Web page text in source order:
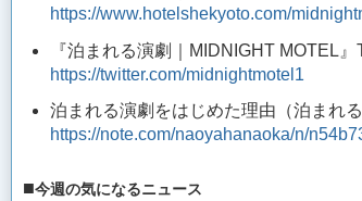
https://www.hotelshekyoto.com/
『泊まれる演劇｜MIDNIGHT MOTEL』
https://twitter.com/midnightmotel1
泊まれる演劇をはじめた理由（泊まれ
https://note.com/naoyahanaoka/n/
■今週の気になるニュース